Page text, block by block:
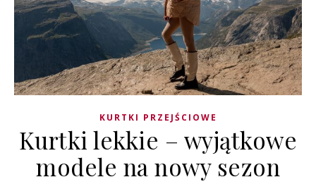
KURTKI PRZEJŚCIOWE
Kurtki lekkie – wyjątkowe
modele na nowy sezon